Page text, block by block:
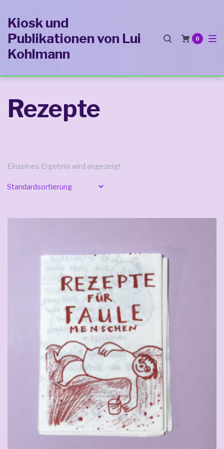
Hauptnavigation
springen
Inhalt
springen
Footer
springen
Kiosk und
Publikationen von Lui
Kohlmann
0
Rezepte
Einzelnes Ergebnis wird angezeigt